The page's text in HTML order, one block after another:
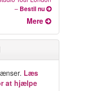
– Bestil nu
Mere
Læs
at hjælpe